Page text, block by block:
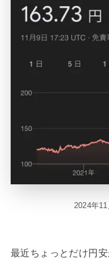
2024年11
最近ちょっとだけ円